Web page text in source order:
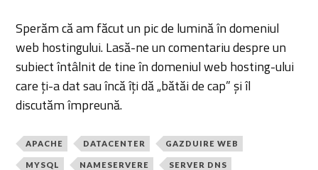
Sperăm că am făcut un pic de lumină în domeniul
web hostingului. Lasă-ne un comentariu despre un
subiect întâlnit de tine în domeniul web hosting-ului
care ți-a dat sau încă îți dă „bătăi de cap” și îl
discutăm împreună.
APACHE DATACENTER GAZDUIRE WEB
MYSQL NAMESERVERE SERVER DNS